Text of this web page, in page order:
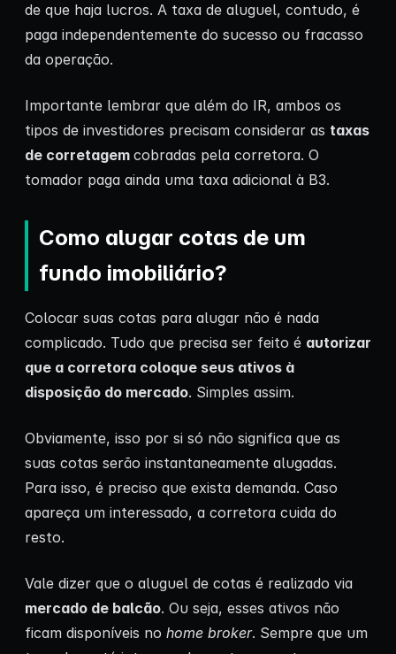
de que haja lucros. A taxa de aluguel, contudo, é
paga independentemente do sucesso ou fracasso
da operação.
Importante lembrar que além do IR, ambos os
tipos de investidores precisam considerar as taxas
de corretagem cobradas pela corretora. O
tomador paga ainda uma taxa adicional à B3.
Como alugar cotas de um
fundo imobiliário?
Colocar suas cotas para alugar não é nada
complicado. Tudo que precisa ser feito é autorizar
que a corretora coloque seus ativos à
disposição do mercado. Simples assim.
Obviamente, isso por si só não significa que as
suas cotas serão instantaneamente alugadas.
Para isso, é preciso que exista demanda. Caso
apareça um interessado, a corretora cuida do
resto.
Vale dizer que o aluguel de cotas é realizado via
mercado de balcão. Ou seja, esses ativos não
ficam disponíveis no home broker. Sempre que um